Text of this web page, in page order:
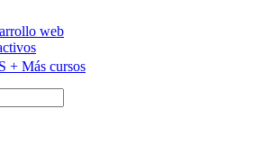
web
+ Más cursos